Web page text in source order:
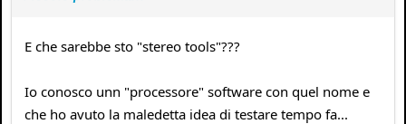
E che sarebbe sto "stereo tools"???
Io conosco unn "processore" software con quel nome e
che ho avuto la maledetta idea di testare tempo fa...